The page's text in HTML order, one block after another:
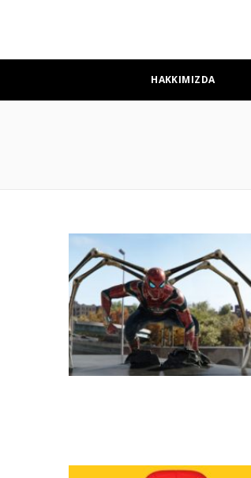
HAKKIMIZDA